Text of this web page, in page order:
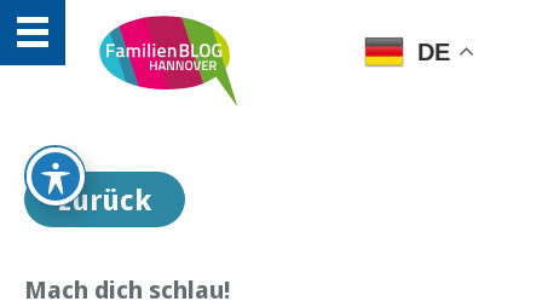
DE
zurück
Mach dich schlau!